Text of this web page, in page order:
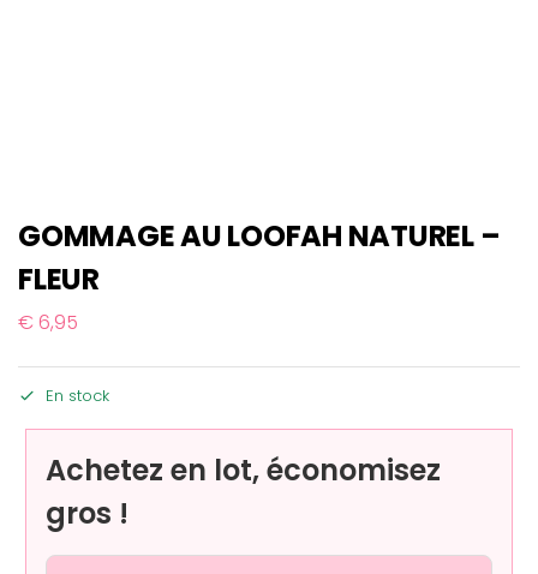
GOMMAGE AU LOOFAH NATUREL –
FLEUR
€ 6,95
En stock
Achetez en lot, économisez
gros !